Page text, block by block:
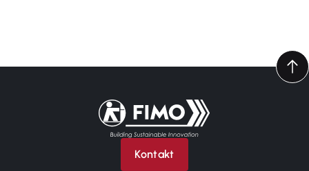
Zurück zur Startseite
Kontakt